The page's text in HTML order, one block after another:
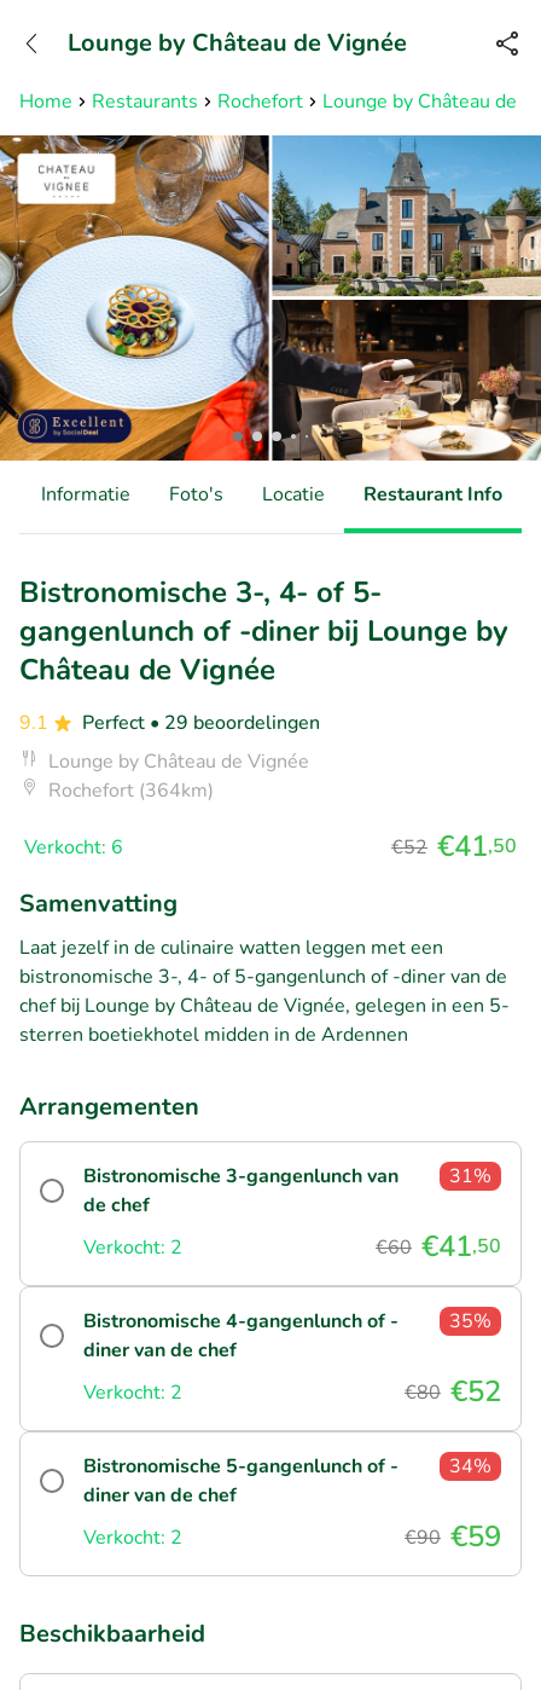
Bereikbaar tot 23:00 uur
Home Restaurants Rochefort Lounge by Château de
Lounge by Château de Vignée
Informatie Foto's Locatie Restaurant Info
Bistronomische 3-, 4- of 5-
gangenlunch of -diner bij Lounge by
Château de Vignée
9.1 Perfect • 29 beoordelingen
Lounge by Château de Vignée
Rochefort (364km)
Verkocht: 6 €52 €41,50
Samenvatting
Laat jezelf in de culinaire watten leggen met een
bistronomische 3-, 4- of 5-gangenlunch of -diner van de
chef bij Lounge by Château de Vignée, gelegen in een 5-
sterren boetiekhotel midden in de Ardennen
Arrangementen
Bistronomische 3-gangenlunch van
de chef
31%
Verkocht: 2 €60 €41,50
Bistronomische 4-gangenlunch of -
diner van de chef
35%
Verkocht: 2 €80 €52
Bistronomische 5-gangenlunch of -
diner van de chef
34%
Verkocht: 2 €90 €59
Beschikbaarheid